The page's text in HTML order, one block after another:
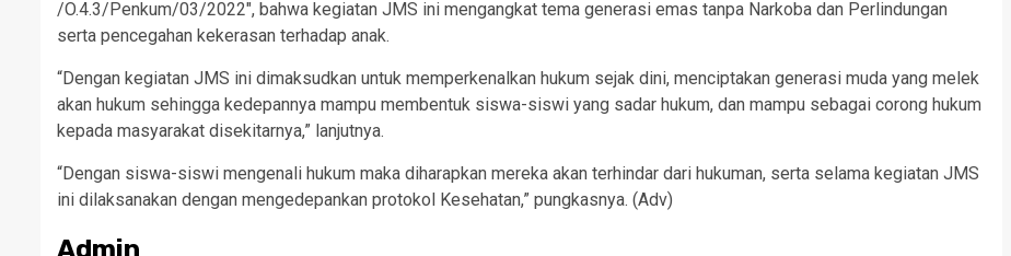
/O.4.3/Penkum/03/2022″, bahwa kegiatan JMS ini mengangkat tema generasi emas tanpa Narkoba dan Perlindungan
serta pencegahan kekerasan terhadap anak.
“Dengan kegiatan JMS ini dimaksudkan untuk memperkenalkan hukum sejak dini, menciptakan generasi muda yang melek
akan hukum sehingga kedepannya mampu membentuk siswa-siswi yang sadar hukum, dan mampu sebagai corong hukum
kepada masyarakat disekitarnya,” lanjutnya.
“Dengan siswa-siswi mengenali hukum maka diharapkan mereka akan terhindar dari hukuman, serta selama kegiatan JMS
ini dilaksanakan dengan mengedepankan protokol Kesehatan,” pungkasnya. (Adv)
Admin